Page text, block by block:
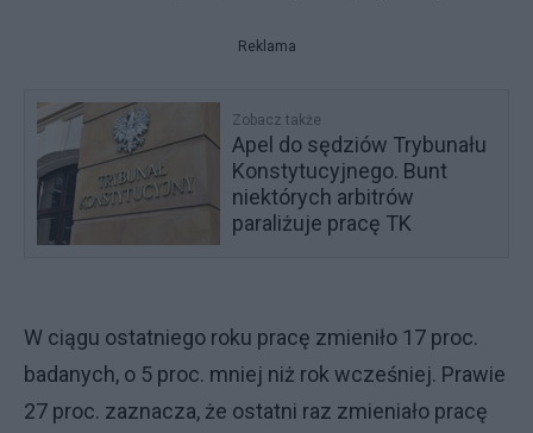
Reklama
Zobacz także
Apel do sędziów Trybunału
Konstytucyjnego. Bunt
niektórych arbitrów
paraliżuje pracę TK
W ciągu ostatniego roku pracę zmieniło 17 proc.
badanych, o 5 proc. mniej niż rok wcześniej. Prawie
27 proc. zaznacza, że ostatni raz zmieniało pracę